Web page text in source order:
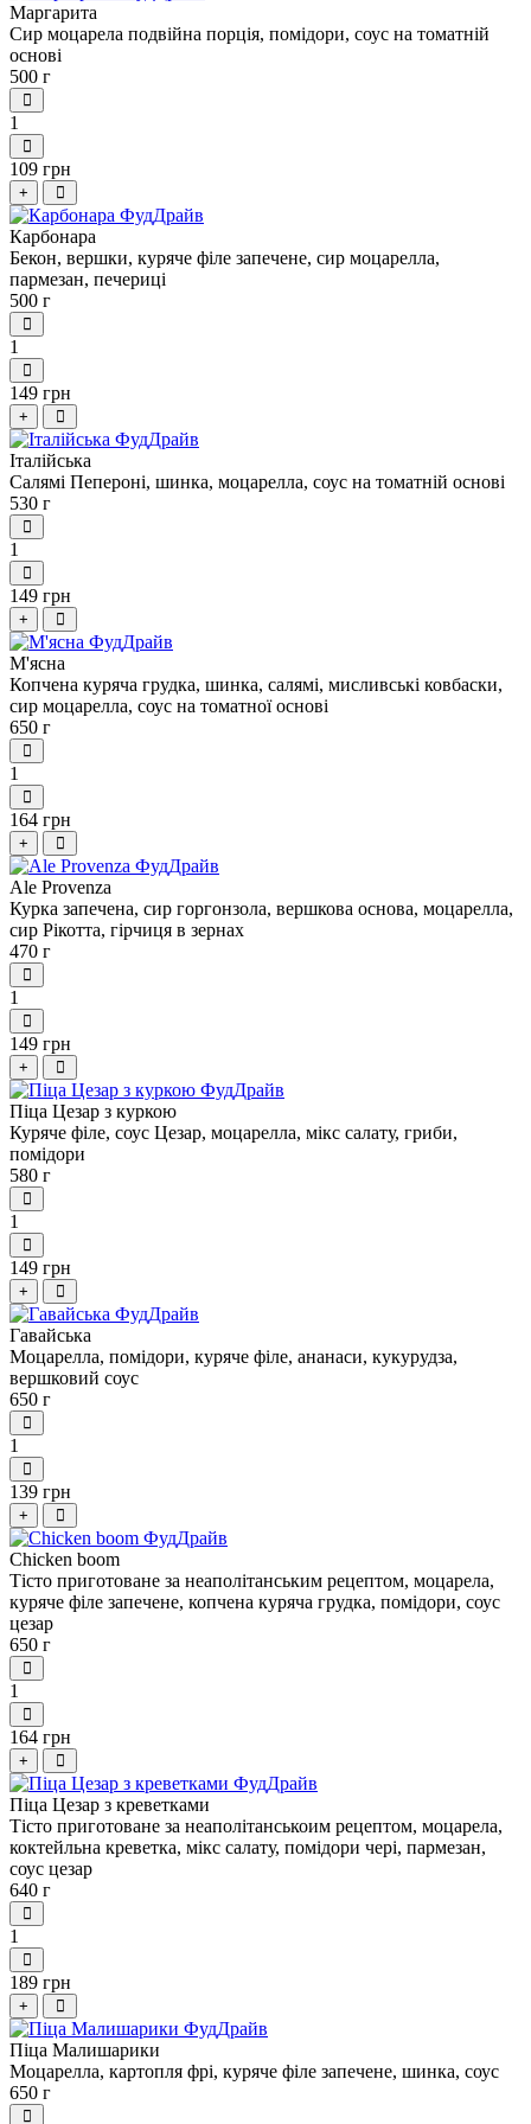
Маргарита
Сир моцарела подвійна порція, помідори, соус на томатній
основі
500 г
1
109 грн
+
Карбонара
Бекон, вершки, куряче філе запечене, сир моцарелла,
пармезан, печериці
500 г
1
149 грн
+
Італійська
Салямі Пепероні, шинка, моцарелла, соус на томатній основі
530 г
1
149 грн
+
М'ясна
Копчена куряча грудка, шинка, салямі, мисливські ковбаски,
сир моцарелла, соус на томатної основі
650 г
1
164 грн
+
Ale Provenza
Курка запечена, сир горгонзола, вершкова основа, моцарелла,
сир Рікотта, гірчиця в зернах
470 г
1
149 грн
+
Піца Цезар з куркою
Куряче філе, соус Цезар, моцарелла, мікс салату, гриби,
помідори
580 г
1
149 грн
+
Гавайська
Моцарелла, помідори, куряче філе, ананаси, кукурудза,
вершковий соус
650 г
1
139 грн
+
Chicken boom
Тісто приготоване за неаполітанським рецептом, моцарела,
куряче філе запечене, копчена куряча грудка, помідори, соус
цезар
650 г
1
164 грн
+
Піца Цезар з креветками
Тісто приготоване за неаполітанськоим рецептом, моцарела,
коктейльна креветка, мікс салату, помідори чері, пармезан,
соус цезар
640 г
1
189 грн
+
Піца Малишарики
Моцарелла, картопля фрі, куряче філе запечене, шинка, соус
650 г